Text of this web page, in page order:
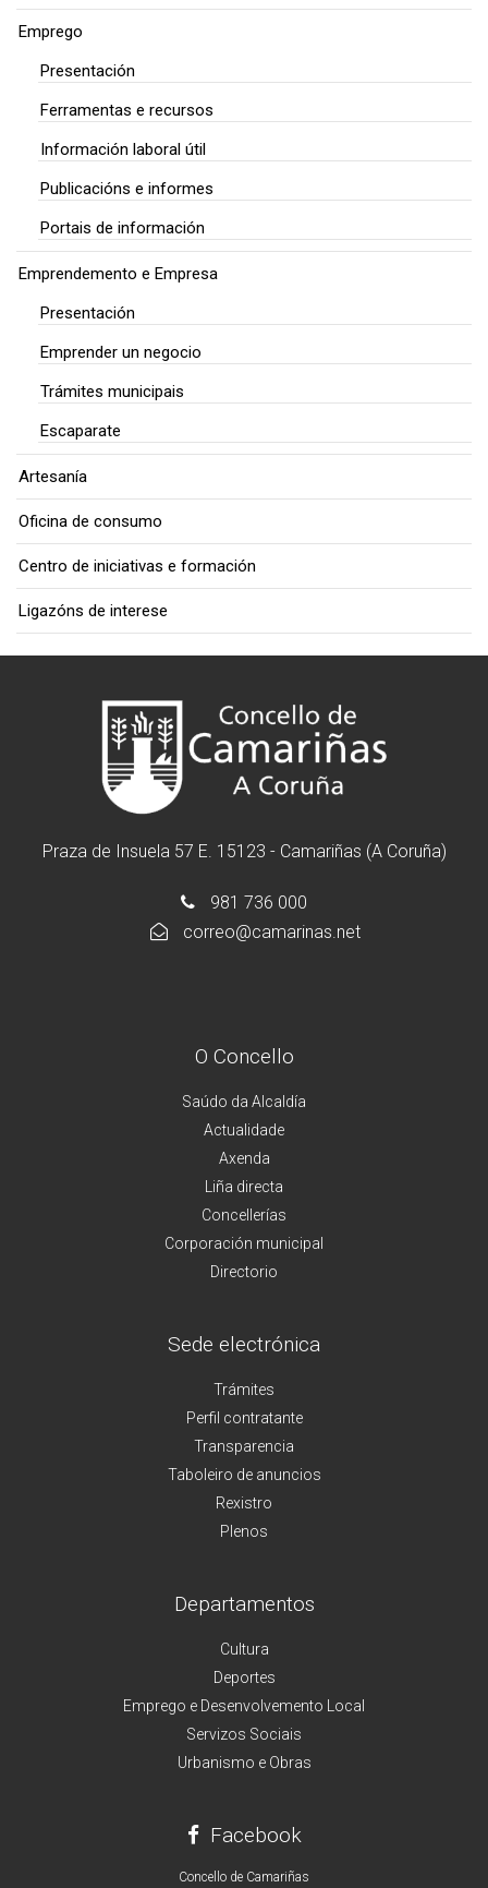
Emprego
Presentación
Ferramentas e recursos
Información laboral útil
Publicacións e informes
Portais de información
Emprendemento e Empresa
Presentación
Emprender un negocio
Trámites municipais
Escaparate
Artesanía
Oficina de consumo
Centro de iniciativas e formación
Ligazóns de interese
Praza de Insuela 57 E. 15123 - Camariñas (A Coruña)
981 736 000
correo@camarinas.net
O Concello
Saúdo da Alcaldía
Actualidade
Axenda
Liña directa
Concellerías
Corporación municipal
Directorio
Sede electrónica
Trámites
Perfil contratante
Transparencia
Taboleiro de anuncios
Rexistro
Plenos
Departamentos
Cultura
Deportes
Emprego e Desenvolvemento Local
Servizos Sociais
Urbanismo e Obras
Facebook
Concello de Camariñas